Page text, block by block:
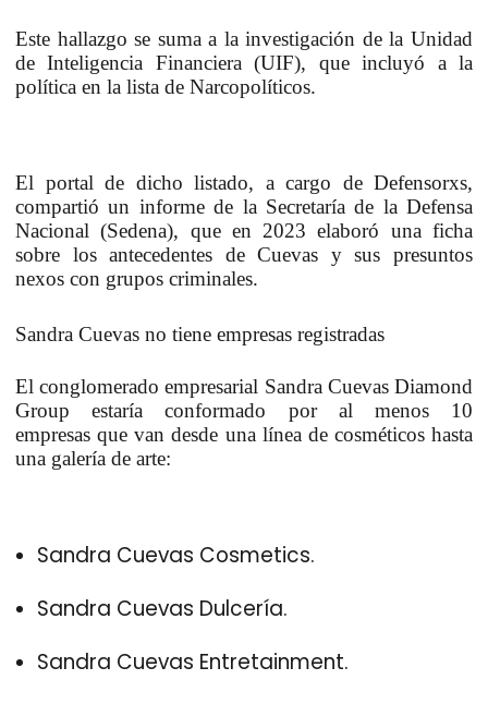
Este hallazgo se suma a la investigación de la Unidad
de Inteligencia Financiera (UIF), que incluyó a la
política en la lista de Narcopolíticos.
El portal de dicho listado, a cargo de Defensorxs,
compartió un informe de la Secretaría de la Defensa
Nacional (Sedena), que en 2023 elaboró una ficha
sobre los antecedentes deCuevas y sus presuntos
nexos con grupos criminales.
Sandra Cuevas no tiene empresas registradas
El conglomerado empresarial Sandra Cuevas Diamond
Groupestaría conformado por al menos 10
empresasque van desde una línea de cosméticos hasta
una galería de arte:
Sandra Cuevas Cosmetics.
Sandra Cuevas Dulcería.
Sandra Cuevas Entretainment.